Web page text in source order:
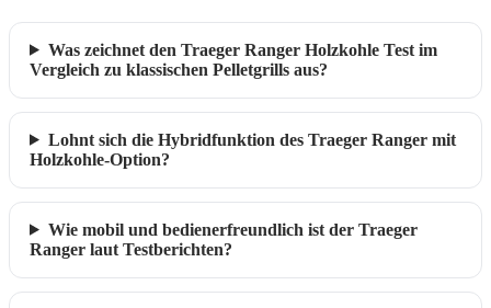
Was zeichnet den Traeger Ranger Holzkohle Test im
Vergleich zu klassischen Pelletgrills aus?
Lohnt sich die Hybridfunktion des Traeger Ranger mit
Holzkohle-Option?
Wie mobil und bedienerfreundlich ist der Traeger
Ranger laut Testberichten?